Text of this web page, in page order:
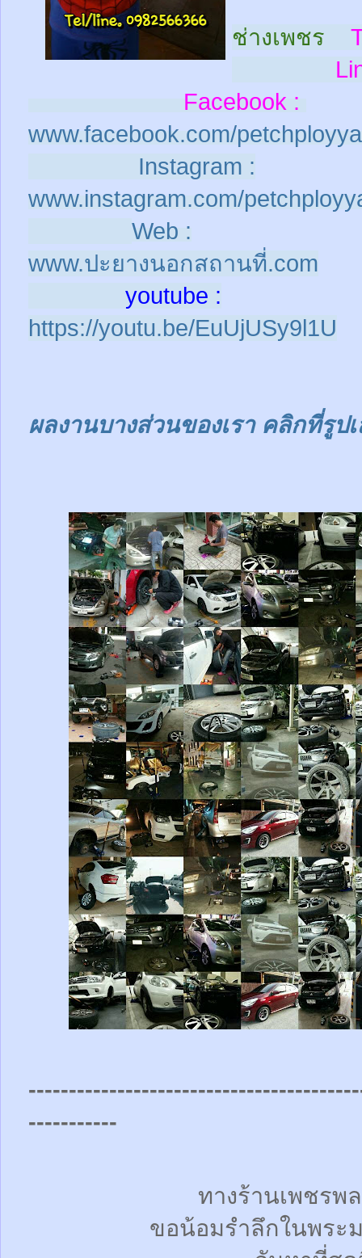
ช่างเพชร
Facebook :
www.facebook.com/
Instagram :
www.instagram.com/
Web :
www.ปะยางนอกสถานที่.com
youtube :
https://youtu.be/EuUjUSy9l1U
ผลงานบางส่วนของเรา คลิกที่รูป
-----------
ทางร้านเพชรพ
ขอน้อมรำลึกในพร